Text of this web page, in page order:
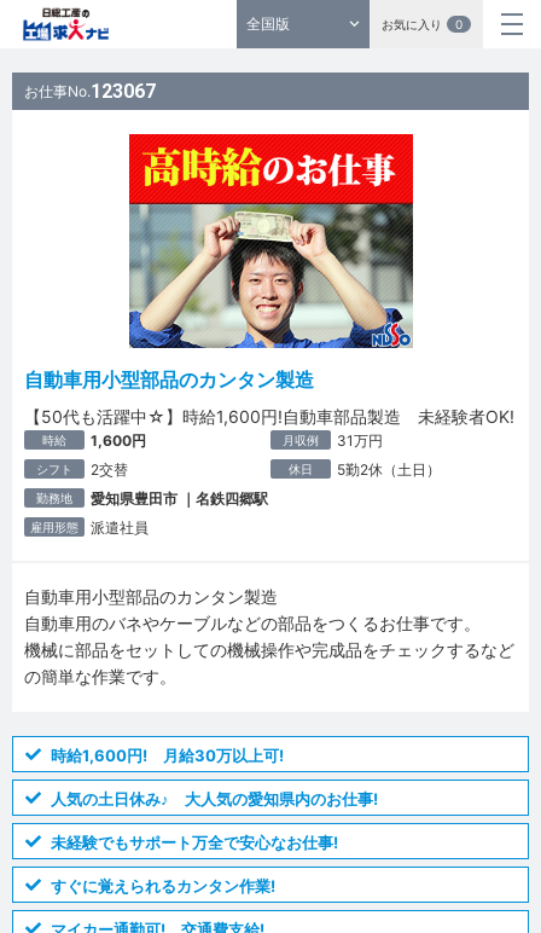
全国版 お気に入り 0
お仕事No.123067
自動車用小型部品のカンタン製造
【50代も活躍中☆】時給1,600円!自動車部品製造 未経験者OK!
時給 1,600円 月収例 31万円
シフト 2交替 休日 5勤2休（土日）
勤務地 愛知県豊田市 ｜名鉄四郷駅
雇用形態 派遣社員
自動車用小型部品のカンタン製造
自動車用のバネやケーブルなどの部品をつくるお仕事です。
機械に部品をセットしての機械操作や完成品をチェックするなど
の簡単な作業です。
時給1,600円! 月給30万以上可!
人気の土日休み♪ 大人気の愛知県内のお仕事!
未経験でもサポート万全で安心なお仕事!
すぐに覚えられるカンタン作業!
マイカー通勤可! 交通費支給!